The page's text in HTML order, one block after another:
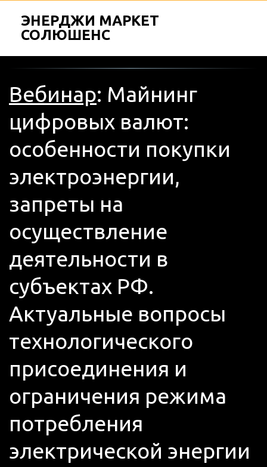
ЭНЕРДЖИ МАРКЕТ
СОЛЮШЕНС
Вебинар: Майнинг
цифровых валют:
особенности покупки
электроэнергии,
запреты на
осуществление
деятельности в
субъектах РФ.
Актуальные вопросы
технологического
присоединения и
ограничения режима
потребления
электрической энергии